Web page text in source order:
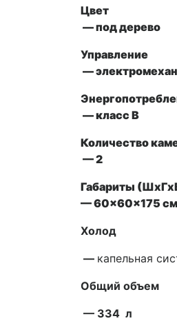
Цвет
— под дерево
Управление
—
— класс В
Количество
— 2
Габариты
— 60x60x175 см
Холод
— капельная
Общий объем
— 334 л